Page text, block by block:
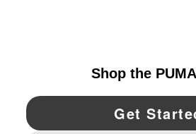
YouTube Twitter Pinterest